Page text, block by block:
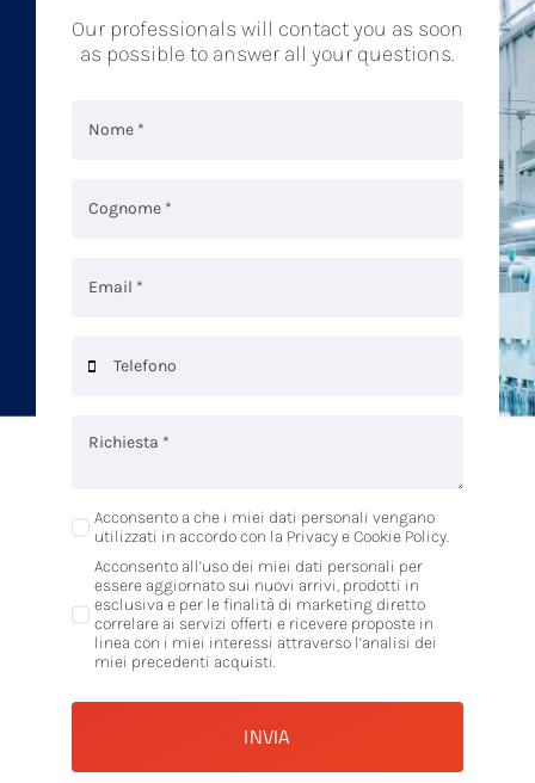
Our professionals will contact you as soon
as possible to answer all your questions.
Acconsento a che i miei dati personali vengano
utilizzati in accordo con la Privacy e Cookie Policy.
Acconsento all’uso dei miei dati personali per
essere aggiornato sui nuovi arrivi, prodotti in
esclusiva e per le finalità di marketing diretto
correlare ai servizi offerti e ricevere proposte in
linea con i miei interessi attraverso l’analisi dei
miei precedenti acquisti.
INVIA